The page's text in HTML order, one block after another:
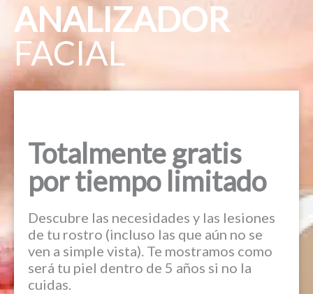
ANALIZADOR
FACIAL
Totalmente gratis
por tiempo limitado
Descubre las necesidades y las lesiones
de tu rostro (incluso las que aún no se
ven a simple vista). Te mostramos como
será tu piel dentro de 5 años si no la
cuidas.